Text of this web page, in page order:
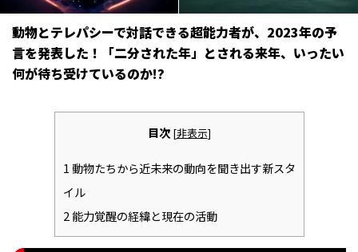
動物とテレパシーで対話できる超能力者が、2023年の予
言を発表した！「二分された年」とされる来年、いったい
何が待ち受けているのか――!?
目次 [非表示]
1 動物たちから近未来の動向を聞き出す新スタ
イル
2能力覚醒の経緯と現在の活動